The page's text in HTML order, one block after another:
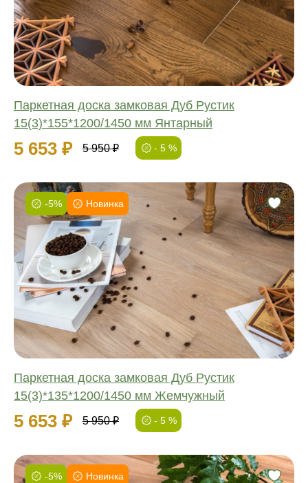
Паркетная доска замковая Дуб Рустик
15(3)*155*1200/1450 мм Янтарный
5 653 ₽ 5 950 ₽ - 5 %
Ширина:
Толщина:
-5% Новинка
Паркетная доска замковая Дуб Рустик
15(3)*135*1200/1450 мм Жемчужный
5 653 ₽ 5 950 ₽ - 5 %
Фаска:
Соединение:
Обработка:
Длина:
Ширина:
Толщина:
-5% Новинка